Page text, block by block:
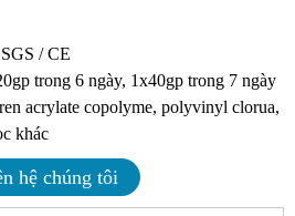
/ CE
trong 6 ngày, 1x40gp trong 7 ngày
acrylate copolyme, polyvinyl clorua,
khác
hệ chúng tôi